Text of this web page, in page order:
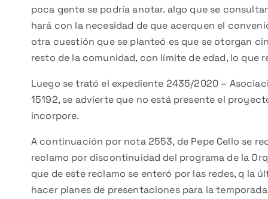
poca gente se podría anotar. algo que se
hará con la necesidad de que acerquen el
otra cuestión que se planteó es que se otorgan
resto de la comunidad, con límite de edad, lo que
Luego se trató el expediente 2435/2020 –
15192, se advierte que no está presente el
incorpore.
A continuación por nota 2553, de Pepe Cello se
reclamo por discontinuidad del programa de la
que de este reclamo se enteró por las redes, q la
hacer planes de presentaciones para la